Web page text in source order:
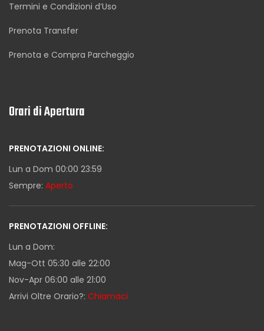
Termini e Condizioni d’Uso
Prenota Transfer
Prenota e Compra Parcheggio
Orari di Apertura
PRENOTAZIONI ONLINE:
Lun a Dom 00:00 23:59
Sempre: Aperto
PRENOTAZIONI OFFLINE:
Lun a Dom:
Mag-Ott 05:30 alle 22:00
Nov-Apr 06:00 alle 21:00
Arrivi Oltre Orario?: Chiamaci